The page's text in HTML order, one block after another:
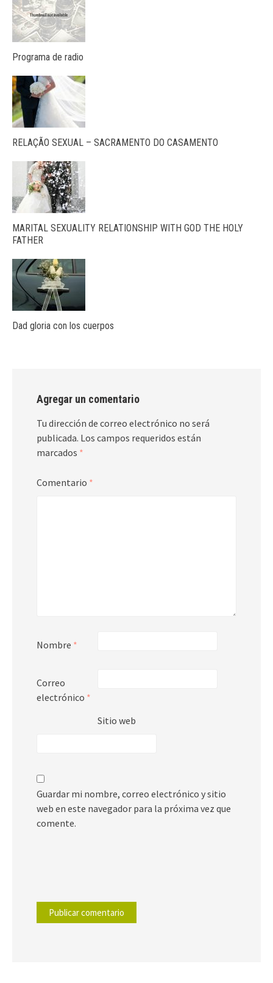
Programa de radio
RELAÇÃO SEXUAL – SACRAMENTO DO CASAMENTO
MARITAL SEXUALITY RELATIONSHIP WITH GOD THE HOLY
FATHER
Dad gloria con los cuerpos
Agregar un comentario
Tu dirección de correo electrónico no será
publicada. Los campos requeridos están
marcados *
Comentario *
Nombre *
Correo
electrónico *
Sitio web
Guardar mi nombre, correo electrónico y sitio
web en este navegador para la próxima vez que
comente.